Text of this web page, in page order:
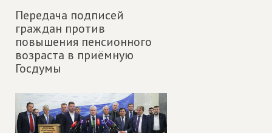
Передача подписей
граждан против
повышения пенсионного
возраста в приёмную
Госдумы